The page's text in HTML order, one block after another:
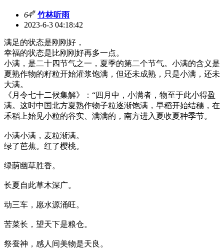
64# 竹林听雨
2023-6-3 04:18:42
满足的状态是刚刚好，
幸福的状态是比刚刚好再多一点。
小满，是二十四节气之一，夏季的第二个节气。小满的含义是
夏熟作物的籽粒开始灌浆饱满，但还未成熟，只是小满，还未
大满。
《月令七十二候集解》：“四月中，小满者，物至于此小得盈
满。这时中国北方夏熟作物子粒逐渐饱满，早稻开始结穗，在
禾稻上始见小粒的谷实、满满的，南方进入夏收夏种季节。
小满小满，麦粒渐满。
绿了芭蕉。红了樱桃。
绿荫幽草胜香。
长夏自此草木深广。
动三车，愿水源涌旺。
苦菜长，望天下是粮仓。
祭蚕神，感人间美物是天良。